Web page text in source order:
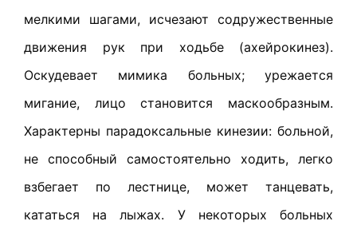
мелкими шагами, исчезают содружественные
движения рук при ходьбе (ахейрокинез).
Оскудевает мимика больных; урежается
мигание, лицо становится маскообразным.
Характерны парадоксальные кинезии: больной,
не способный самостоятельно ходить, легко
взбегает по лестнице, может танцевать,
кататься на лыжах. У некоторых больных